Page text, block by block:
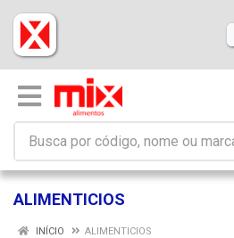
ALIMENTICIOS
INÍCIO ALIMENTICIOS